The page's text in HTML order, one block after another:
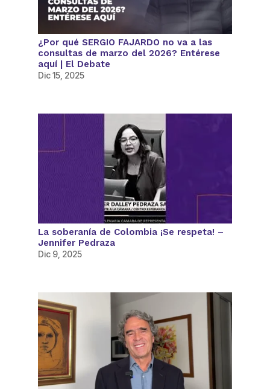
¿Por qué SERGIO FAJARDO no va a las
consultas de marzo del 2026? Entérese
aquí | El Debate
Dic 15, 2025
La soberanía de Colombia ¡Se respeta! –
Jennifer Pedraza
Dic 9, 2025